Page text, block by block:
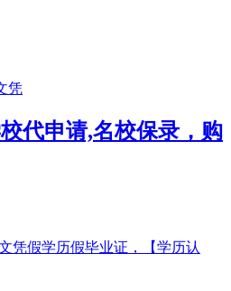
代申请,名校保录，购